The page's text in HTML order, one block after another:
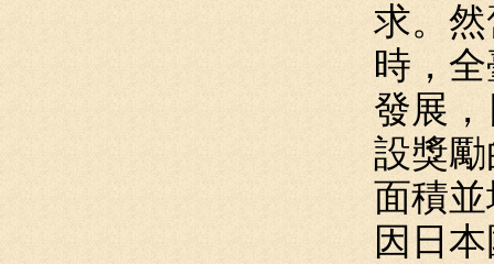
求。
時，
發展
設獎
面積
因日